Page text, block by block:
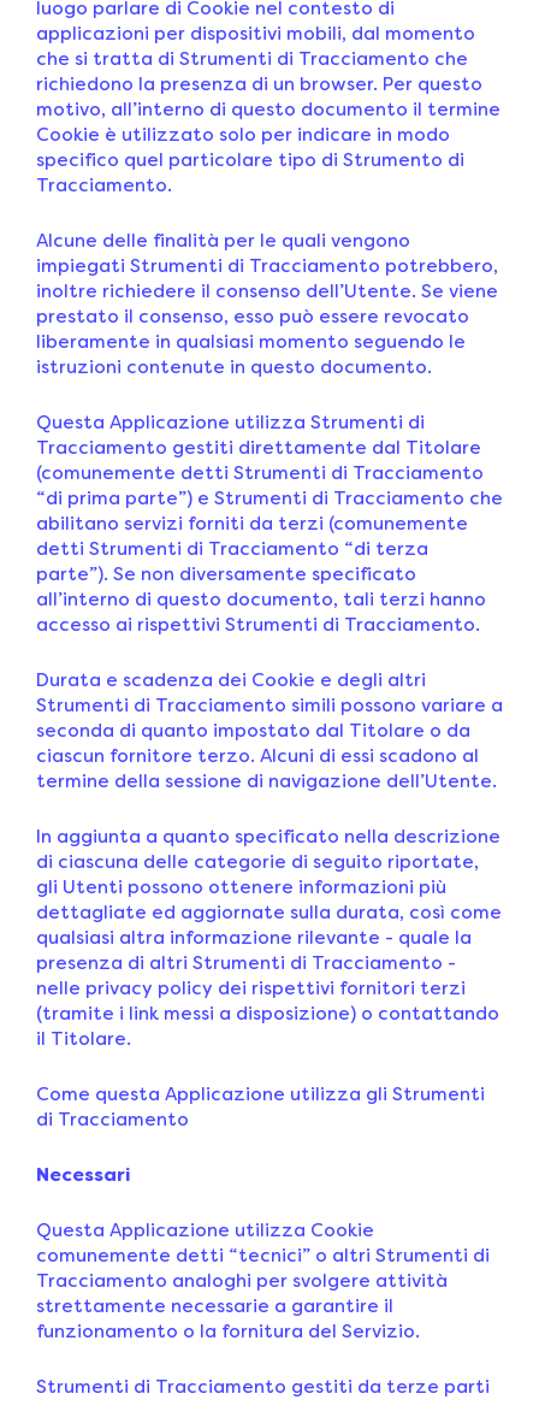
luogo parlare di Cookie nel contesto di
applicazioni per dispositivi mobili, dal momento
che si tratta di Strumenti di Tracciamento che
richiedono la presenza di un browser. Per questo
motivo, all’interno di questo documento il termine
Cookie è utilizzato solo per indicare in modo
specifico quel particolare tipo di Strumento di
Tracciamento.
Alcune delle finalità per le quali vengono
impiegati Strumenti di Tracciamento potrebbero,
inoltre richiedere il consenso dell’Utente. Se viene
prestato il consenso, esso può essere revocato
liberamente in qualsiasi momento seguendo le
istruzioni contenute in questo documento.
Questa Applicazione utilizza Strumenti di
Tracciamento gestiti direttamente dal Titolare
(comunemente detti Strumenti di Tracciamento
“di prima parte”) e Strumenti di Tracciamento che
abilitano servizi forniti da terzi (comunemente
detti Strumenti di Tracciamento “di terza
parte”). Se non diversamente specificato
all’interno di questo documento, tali terzi hanno
accesso ai rispettivi Strumenti di Tracciamento.
Durata e scadenza dei Cookie e degli altri
Strumenti di Tracciamento simili possono variare a
seconda di quanto impostato dal Titolare o da
ciascun fornitore terzo. Alcuni di essi scadono al
termine della sessione di navigazione dell’Utente.
In aggiunta a quanto specificato nella descrizione
di ciascuna delle categorie di seguito riportate,
gli Utenti possono ottenere informazioni più
dettagliate ed aggiornate sulla durata, così come
qualsiasi altra informazione rilevante - quale la
presenza di altri Strumenti di Tracciamento -
nelle privacy policy dei rispettivi fornitori terzi
(tramite i link messi a disposizione) o contattando
il Titolare.
Come questa Applicazione utilizza gli Strumenti
di Tracciamento
Necessari
Questa Applicazione utilizza Cookie
comunemente detti “tecnici” o altri Strumenti di
Tracciamento analoghi per svolgere attività
strettamente necessarie a garantire il
funzionamento o la fornitura del Servizio.
Strumenti di Tracciamento gestiti da terze parti